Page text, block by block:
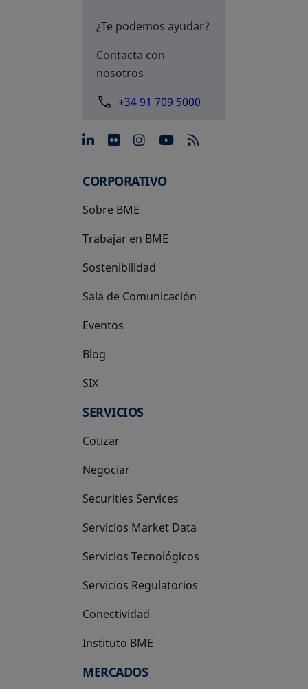
¿Te podemos ayudar?
Contacta con
nosotros
+34 91 709 5000
se abre en una pestaña
se abre en una pestaña
se abre en una
se abre en una
CORPORATIVO
Sobre BME
Trabajar en BME
Sostenibilidad
Sala de Comunicación
Eventos
Blog
SIX
se abre en una pestaña nueva
SERVICIOS
Cotizar
Negociar
Securities Services
Servicios Market Data
Servicios Tecnológicos
Servicios Regulatorios
Conectividad
Instituto BME
se abre en una pestaña nueva
MERCADOS